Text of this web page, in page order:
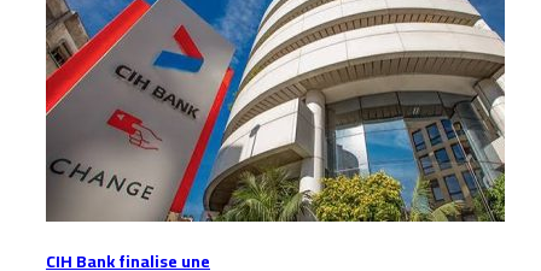
CIH Bank finalise une